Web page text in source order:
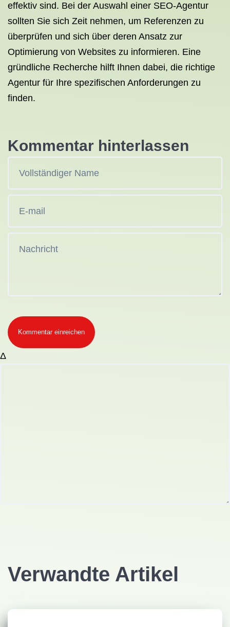
effektiv sind. Bei der Auswahl einer SEO-Agentur
sollten Sie sich Zeit nehmen, um Referenzen zu
überprüfen und sich über deren Ansatz zur
Optimierung von Websites zu informieren. Eine
gründliche Recherche hilft Ihnen dabei, die richtige
Agentur für Ihre spezifischen Anforderungen zu
finden.
Kommentar hinterlassen
Kommentar einreichen
Δ
Verwandte Artikel